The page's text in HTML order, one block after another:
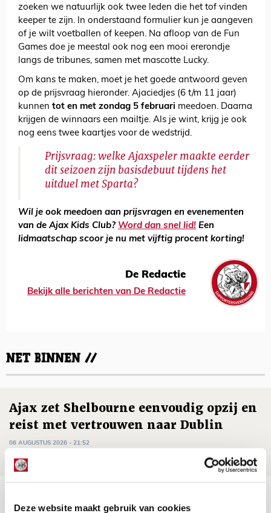
Deze website maakt gebruik van cookies
zoeken we natuurlijk ook twee leden die het tof vinden
keeper te zijn. In onderstaand formulier kun je aangeven
of je wilt voetballen of keepen. Na afloop van de Fun
Games doe je meestal ook nog een mooi ererondje
langs de tribunes, samen met mascotte Lucky.
Om kans te maken, moet je het goede antwoord geven
op de prijsvraag hieronder. Ajaciedjes (6 t/m 11 jaar)
kunnen tot en met zondag 5 februari meedoen. Daarna
krijgen de winnaars een mailtje. Als je wint, krijg je ook
nog eens twee kaartjes voor de wedstrijd.
Prijsvraag: welke Ajaxspeler maakte eerder
dit seizoen zijn basisdebuut tijdens het
uitduel met Sparta?
Wil je ook meedoen aan prijsvragen en evenementen
van de Ajax Kids Club? Word dan snel lid! Een
lidmaatschap scoor je nu met vijftig procent korting!
De Redactie
Bekijk alle berichten van De Redactie
NET BINNEN //
Ajax zet Shelbourne eenvoudig opzij en
reist met vertrouwen naar Dublin
06 AUGUSTUS 2026 - 21:52
NIEUWS